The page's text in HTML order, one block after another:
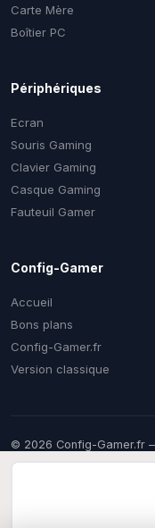
Carte Mère
Boîtier PC
Périphériques
Ecran
Souris Gaming
Clavier Gaming
Casque Gaming
Fauteuil Gamer
Config-Gamer
Accueil
Bons plans
Config-Gamer.fr
Version classique
© 2026 Config-Gamer.fr
Prix mis à jour
commission nous aide à